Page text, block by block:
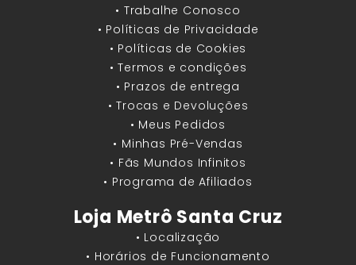
• Trabalhe Conosco
• Políticas de Privacidade
• Políticas de Cookies
• Termos e condições
• Prazos de entrega
• Trocas e Devoluções
• Meus Pedidos
• Minhas Pré-Vendas
• Fãs Mundos Infinitos
• Programa de Afiliados
Loja Metrô Santa Cruz
• Localização
• Horários de Funcionamento